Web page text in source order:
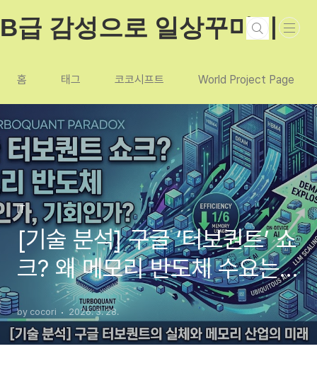
B급 감성으로 일상꾸미기
홈 태그 코코시프트 World Project Page
IT
[기술 분석] 구글 ‘터보퀀트’ 쇼
크? 왜 메모리 반도체 수요는
오히려 폭발하는가
by cocori 2026. 3. 28.